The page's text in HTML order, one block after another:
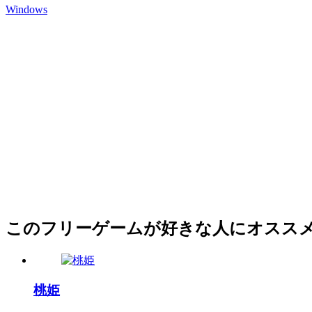
Windows
このフリーゲームが好きな人にオスス
桃姫